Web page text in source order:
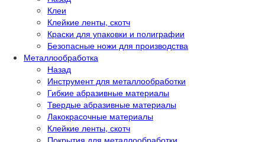
Клеи
Клейкие ленты, скотч
Краски для упаковки и полиграфии
Безопасные ножи для производства
Металлообработка
Назад
Инструмент для металлообработки
Гибкие абразивные материалы
Твердые абразивные материалы
Лакокрасочные материалы
Клейкие ленты, скотч